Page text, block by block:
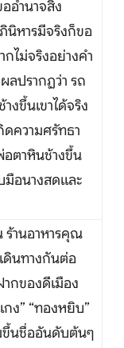
อำนาจสิ่ง
นิหารมีจริงก็ขอ
กไม่จริงอย่างคำ
ลปรากฏว่า รถ
งขึ้นเขาได้จริง
ดความศรัทธา
อตาหินช้างขึ้น
มือนางสดและ
ร้านอาหารคุณ
ดินทางกันต่อ
กของดีเมือง
ง” “ทองหยิบ”
ขึ้นชื่ออันดับต้นๆ